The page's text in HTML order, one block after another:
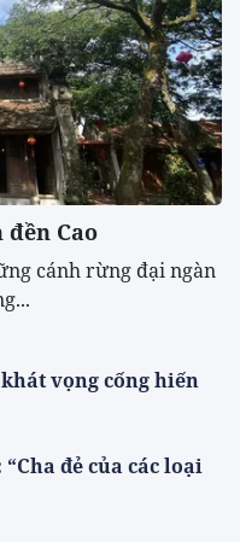
Cao
cánh rừng đại ngàn
vọng cống hiến
đẻ của các loại